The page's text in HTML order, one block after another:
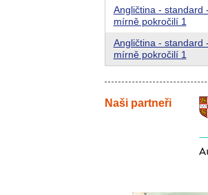
Angličtina - standard -
mírně pokročilí 1
Angličtina - standard -
mírně pokročilí 1
Naši partneři